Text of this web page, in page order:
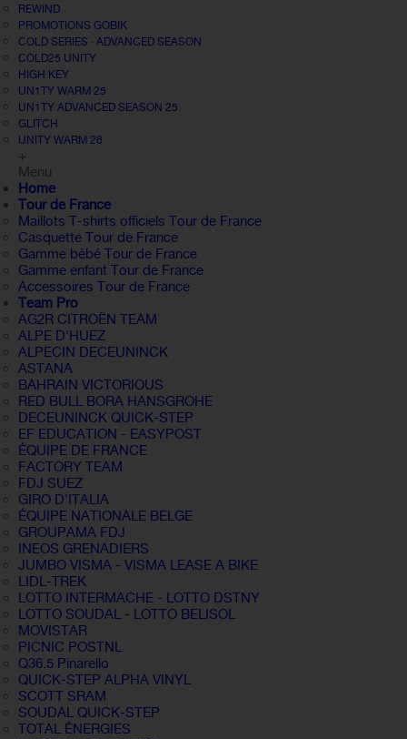
REWIND
PROMOTIONS GOBIK
COLD SERIES · ADVANCED SEASON
COLD25 UNITY
HIGH KEY
UN1TY WARM 25
UN1TY ADVANCED SEASON 25
GLITCH
UNITY WARM 26
+
Menu
Home
Tour de France
Maillots T-shirts officiels Tour de France
Casquette Tour de France
Gamme bébé Tour de France
Gamme enfant Tour de France
Accessoires Tour de France
Team Pro
AG2R CITROËN TEAM
ALPE D'HUEZ
ALPECIN DECEUNINCK
ASTANA
BAHRAIN VICTORIOUS
RED BULL BORA HANSGROHE
DECEUNINCK QUICK-STEP
EF EDUCATION - EASYPOST
ÉQUIPE DE FRANCE
FACTORY TEAM
FDJ SUEZ
GIRO D'ITALIA
ÉQUIPE NATIONALE BELGE
GROUPAMA FDJ
INEOS GRENADIERS
JUMBO VISMA - VISMA LEASE A BIKE
LIDL-TREK
LOTTO INTERMACHE - LOTTO DSTNY
LOTTO SOUDAL - LOTTO BELISOL
MOVISTAR
PICNIC POSTNL
Q36.5 Pinarello
QUICK-STEP ALPHA VINYL
SCOTT SRAM
SOUDAL QUICK-STEP
TOTAL ÉNERGIES